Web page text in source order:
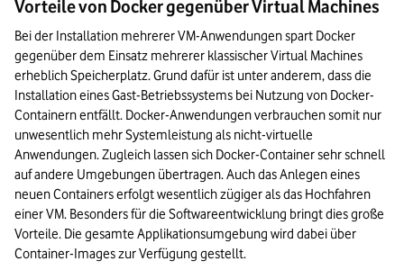
Vorteile von Docker gegenüber Virtual Machines
Bei der Installation mehrerer VM-Anwendungen spart Docker
gegenüber dem Einsatz mehrerer klassischer Virtual Machines
erheblich Speicherplatz. Grund dafür ist unter anderem, dass die
Installation eines Gast-Betriebssystems bei Nutzung von Docker-
Containern entfällt. Docker-Anwendungen verbrauchen somit nur
unwesentlich mehr Systemleistung als nicht-virtuelle
Anwendungen. Zugleich lassen sich Docker-Container sehr schnell
auf andere Umgebungen übertragen. Auch das Anlegen eines
neuen Containers erfolgt wesentlich zügiger als das Hochfahren
einer VM. Besonders für die Softwareentwicklung bringt dies große
Vorteile. Die gesamte Applikationsumgebung wird dabei über
Container-Images zur Verfügung gestellt.